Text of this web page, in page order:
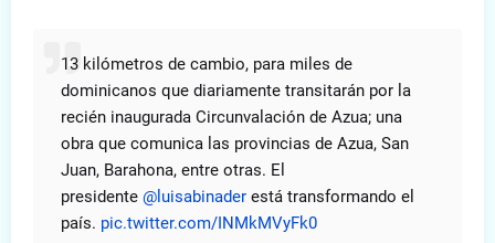
13 kilómetros de cambio, para miles de
dominicanos que diariamente transitarán por la
recién inaugurada Circunvalación de Azua; una
obra que comunica las provincias de Azua, San
Juan, Barahona, entre otras. El
presidente @luisabinader está transformando el
país. pic.twitter.com/INMkMVyFk0